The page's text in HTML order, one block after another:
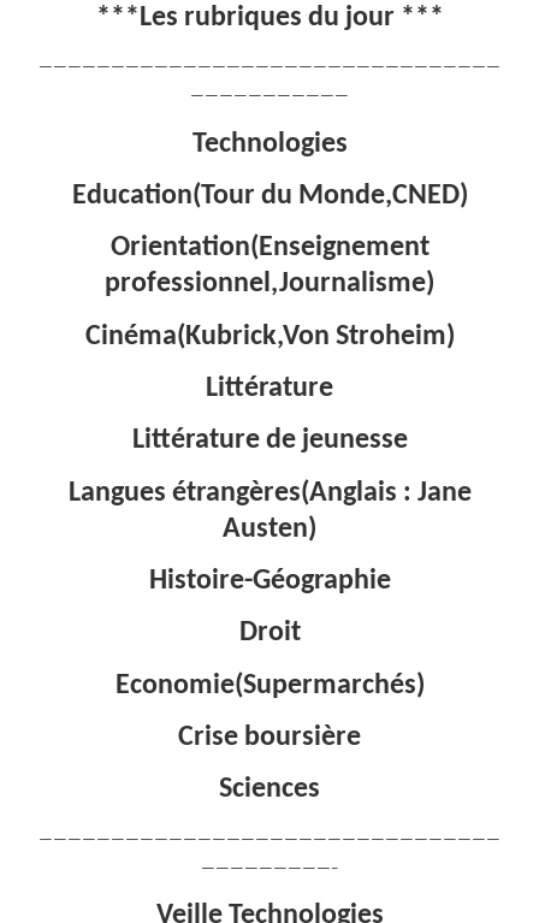
***Les rubriques du jour ***
————————————————————————————————
———————————
Technologies
Education(Tour du Monde,CNED)
Orientation(Enseignement
professionnel,Journalisme)
Cinéma(Kubrick,Von Stroheim)
Littérature
Littérature de jeunesse
Langues étrangères(Anglais : Jane
Austen)
Histoire-Géographie
Droit
Economie(Supermarchés)
Crise boursière
Sciences
————————————————————————————————
—————————–
Veille Technologies